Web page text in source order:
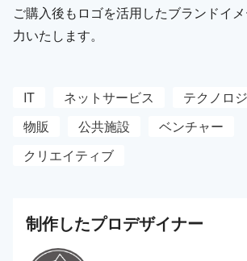
ご購入後もロゴを活用したブランドイ
力いたします。
IT ネットサービス テクノロ
物販
公共施設
ベンチャー
クリエイティブ
制作したプロデザイナー